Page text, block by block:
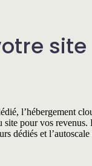
site
l’hébergement
site pour vos revenus.
dédiés et l’autoscale